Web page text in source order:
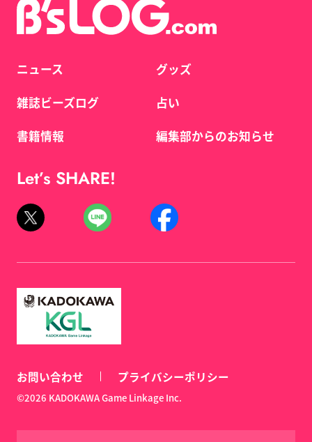
ニュース
雑誌ビーズログ
書籍情報
グッズ
占い
編集部からのお知らせ
Let’s SHARE!
お問い合わせ プライバシーポリシー
©2026 KADOKAWA Game Linkage Inc.